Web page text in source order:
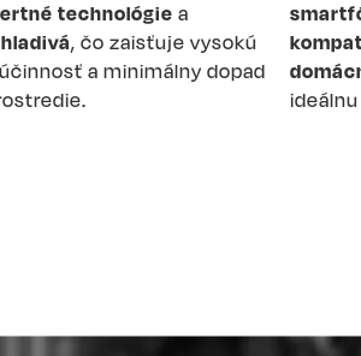
technológie a
, čo zaisťuje vysokú
a minimálny dopad